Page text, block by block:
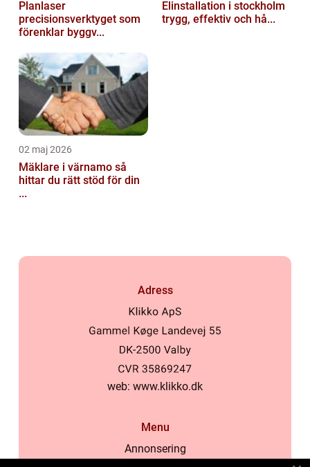
Planlaser
precisionsverktyget som
förenklar byggv...
Elinstallation i stockholm
trygg, effektiv och hå...
02 maj 2026
Mäklare i värnamo så
hittar du rätt stöd för din
...
Adress
web: www.klikko.dk
Menu
Annonsering